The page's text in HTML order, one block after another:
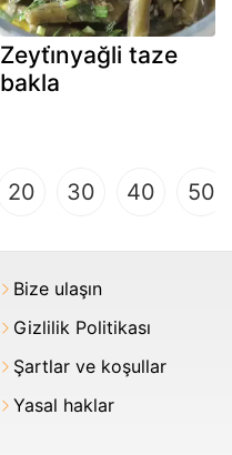
Zeyti̇nyağli taze
bakla
20 30 40 50
Bize ulaşın
Gizlilik Politikası
Şartlar ve koşullar
Yasal haklar